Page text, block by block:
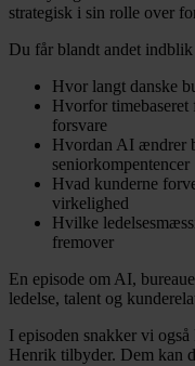
strategisk i sin rolle over
Du får blandt andet
Hvor langt danske
Hvorfor
forsvare
Hvordan AI ændrer
seniorkompentencer
Hvad kunderne
virkelighed
Hvilke
fremover
En episode om AI,
ledelse, talent og
I episoden snakker vi
Henrik tilbyder. Dem kan